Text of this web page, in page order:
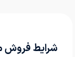
شرایط فروش